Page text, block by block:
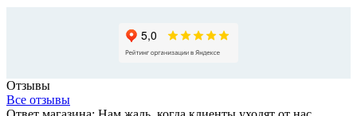
Отзывы
Все отзывы